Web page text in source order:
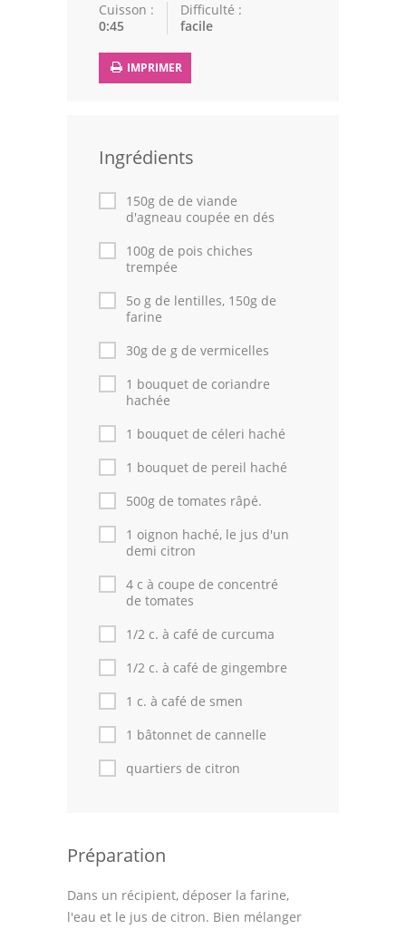
Tajines
Viandes
Pâtisseries Orientales
Recettes marocaine
Cuisine Algérienne
Cuisine Juive
Actualités
Astuces de cuisine
Fêtes Religieuses
Chefs
Thèmes
Espace Personnel
Cuisson :
0:45
Difficulté :
facile
IMPRIMER
Ingrédients
150g de de viande
d'agneau coupée en dés
100g de pois chiches
trempée
5o g de lentilles, 150g de
farine
30g de g de vermicelles
1 bouquet de coriandre
hachée
1 bouquet de céleri haché
1 bouquet de pereil haché
500g de tomates râpé.
1 oignon haché, le jus d'un
demi citron
4 c à coupe de concentré
de tomates
1/2 c. à café de curcuma
1/2 c. à café de gingembre
1 c. à café de smen
1 bâtonnet de cannelle
quartiers de citron
Préparation
Dans un récipient, déposer la farine,
l'eau et le jus de citron. Bien mélanger